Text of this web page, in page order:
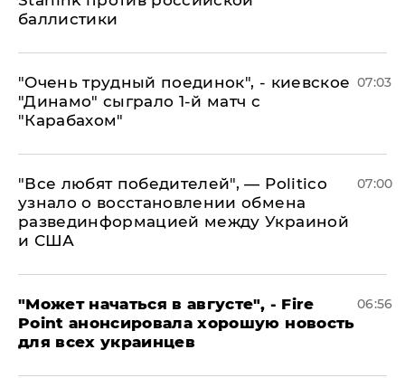
баллистики
"Очень трудный поединок", - киевское
"Динамо" сыграло 1-й матч с
"Карабахом"
07:03
​"Все любят победителей", — Politico
узнало о восстановлении обмена
развединформацией между Украиной
и США
07:00
"Может начаться в августе", - Fire
Point анонсировала хорошую новость
для всех украинцев
06:56